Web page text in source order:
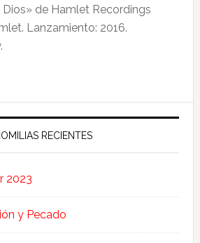
de Hamlet Recordings
Lanzamiento: 2016.
RECIENTES
2023
y Pecado